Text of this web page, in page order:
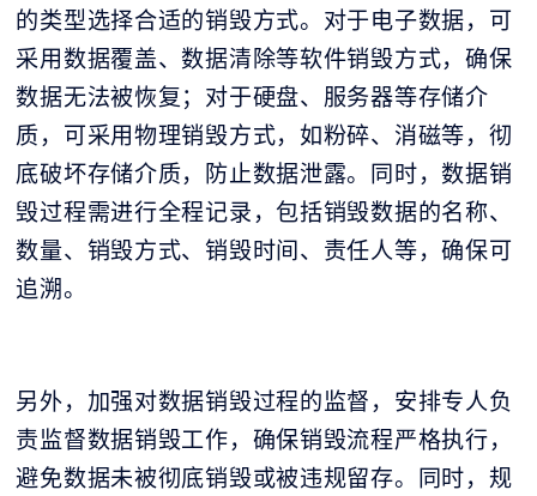
的类型选择合适的销毁方式。对于电子数据，可
采用数据覆盖、数据清除等软件销毁方式，确保
数据无法被恢复；对于硬盘、服务器等存储介
质，可采用物理销毁方式，如粉碎、消磁等，彻
底破坏存储介质，防止数据泄露。同时，数据销
毁过程需进行全程记录，包括销毁数据的名称、
数量、销毁方式、销毁时间、责任人等，确保可
追溯。
另外，加强对数据销毁过程的监督，安排专人负
责监督数据销毁工作，确保销毁流程严格执行，
避免数据未被彻底销毁或被违规留存。同时，规